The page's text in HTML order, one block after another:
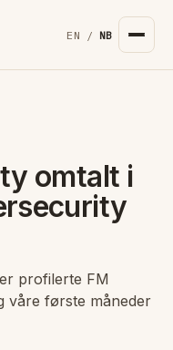
EN / NB
omtalt i
profilerte FM
våre første måneder